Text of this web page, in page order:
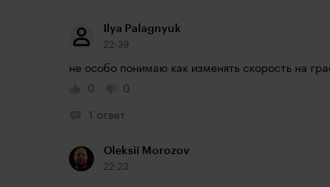
Ilya Palagnyuk
22:39
не особо понимаю как изменять скорость на
0
0
1 ответ
Oleksii Morozov
22:23